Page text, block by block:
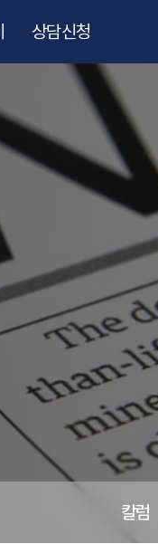
상담신청
칼럼